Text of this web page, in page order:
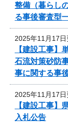
整備（暮らし
る事後審査型
2025年11月17日
【建設工事
石流対策砂防
事に関する事
2025年11月17日
【建設工事
入札公告